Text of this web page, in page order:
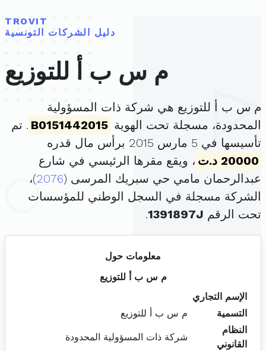
TROVIT
دليل الشركات التونسية
م س ب أ للتوزيع
م س ب أ للتوزيع هي شركة ذات المسؤولية
المحدودة، مسجلة تحت الهوية B0151442015 . تم
تأسيسها في 5 مارس 2015 برأس مال قدره
20000 د.ت
، ويقع مقرها الرئيسي في شارع
عبدالرحمان مامي حي سبريك المرسى (2076)،
الشركة مسجلة في السجل الوطني للمؤسسات
تحت الرقم 1391897J
.
معلومات حول
م س ب أ للتوزيع
الإسم التجاري
التسمية
م س ب أ للتوزيع
النظام
القانوني
شركة ذات المسؤولية المحدودة